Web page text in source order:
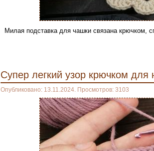
Милая подставка для чашки связана крючком,
Супер легкий узор крючком
Опубликовано: 13.11.2024. Просмотров: 3103